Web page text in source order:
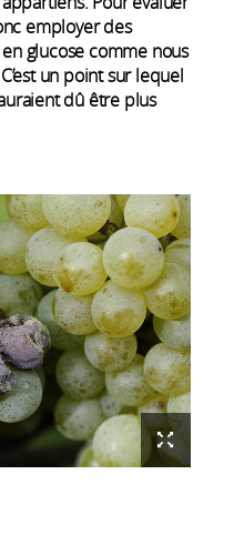
employer des
glucose comme nous
un point sur lequel
dû être plus